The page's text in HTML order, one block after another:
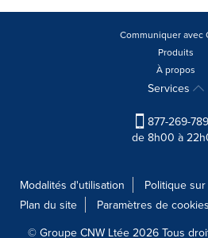
Communiquer avec
Produits
À propos
Services
877-269-
de 8h00 à
Modalités d'utilisation
Politique
Plan du site
Paramètres de cookies
© Groupe CNW Ltée 2026 Tous